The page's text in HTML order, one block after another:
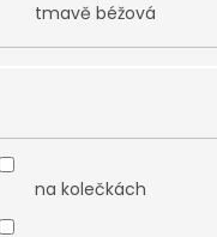
tmavě béžová
na kolečkách